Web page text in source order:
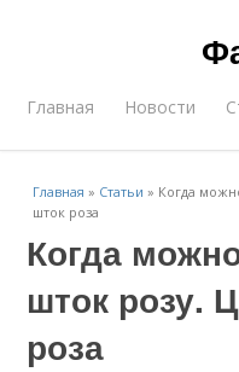
Главная Новости
Главная » Статьи » Когда
шток роза
Когда
шток розу.
роза